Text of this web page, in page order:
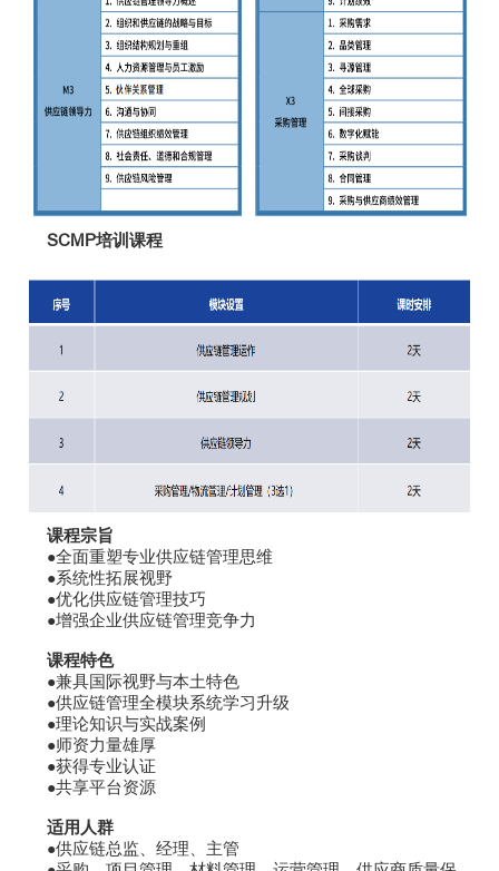
SCMP培训课程
课程宗旨
●全面重塑专业供应链管理思维
●系统性拓展视野
●优化供应链管理技巧
●增强企业供应链管理竞争力
课程特色
●兼具国际视野与本土特色
●供应链管理全模块系统学习升级
●理论知识与实战案例
●师资力量雄厚
●获得专业认证
●共享平台资源
适用人群
●供应链总监、经理、主管